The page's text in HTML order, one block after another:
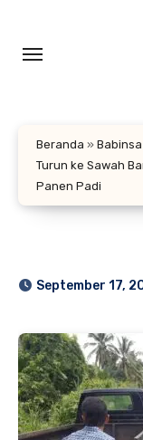
konten
Beranda »
Turun ke Sawah
Panen Padi
September 17,